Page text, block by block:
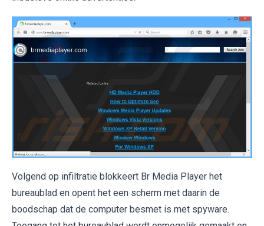
Volgend op infiltratie blokkeert Br Media Player het
bureaublad en opent het een scherm met daarin de
boodschap dat de computer besmet is met spyware.